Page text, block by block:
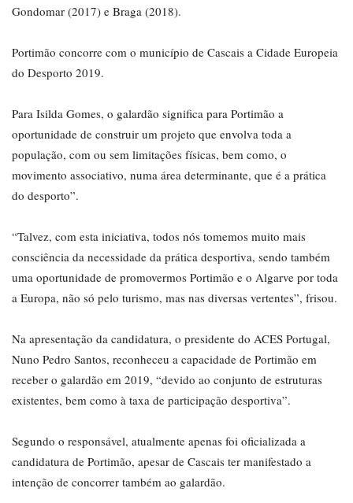
Gondomar (2017) e Braga (2018).
Portimão concorre com o município de Cascais a Cidade Europeia
do Desporto 2019.
Para Isilda Gomes, o galardão significa para Portimão a
oportunidade de construir um projeto que envolva toda a
população, com ou sem limitações físicas, bem como, o
movimento associativo, numa área determinante, que é a prática
do desporto”.
“Talvez, com esta iniciativa, todos nós tomemos muito mais
consciência da necessidade da prática desportiva, sendo também
uma oportunidade de promovermos Portimão e o Algarve por toda
a Europa, não só pelo turismo, mas nas diversas vertentes”, frisou.
Na apresentação da candidatura, o presidente do ACES Portugal,
Nuno Pedro Santos, reconheceu a capacidade de Portimão em
receber o galardão em 2019, “devido ao conjunto de estruturas
existentes, bem como à taxa de participação desportiva”.
Segundo o responsável, atualmente apenas foi oficializada a
candidatura de Portimão, apesar de Cascais ter manifestado a
intenção de concorrer também ao galardão.